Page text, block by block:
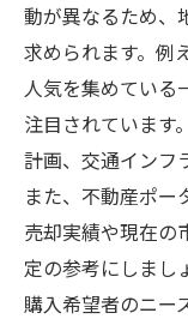
フェイ
絞り込み
不動産
法
口コミを
動画コ
デジタ
高値売却を
動が異なるため、
求められます。例
人気を集めている
注目されています
計画、交通インフ
また、不動産ポー
売却実績や現在の
定の参考にしまし
購入希望者のニー